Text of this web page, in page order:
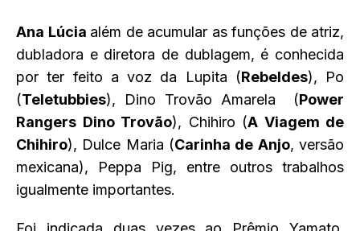
Ana Lúcia além de acumular as funções de atriz,
dubladora e diretora de dublagem, é conhecida
por ter feito a voz da Lupita (Rebeldes), Po
(Teletubbies), Dino Trovão Amarela (Power
Rangers Dino Trovão), Chihiro (A Viagem de
Chihiro), Dulce Maria (Carinha de Anjo, versão
mexicana), Peppa Pig, entre outros trabalhos
igualmente importantes.